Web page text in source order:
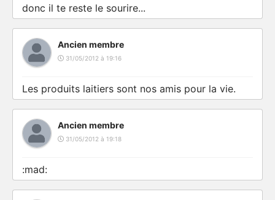
donc il te reste le sourire...
Ancien membre
31/05/2012 à 19:16
Les produits laitiers sont nos amis pour la vie.
Ancien membre
31/05/2012 à 19:18
:mad: